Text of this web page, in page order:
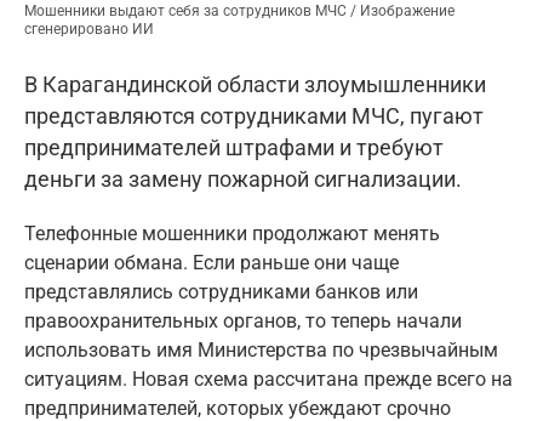
Мошенники выдают себя за сотрудников МЧС / Изображение
сгенерировано ИИ
В Карагандинской области злоумышленники
представляются сотрудниками МЧС, пугают
предпринимателей штрафами и требуют
деньги за замену пожарной сигнализации.
Телефонные мошенники продолжают менять
сценарии обмана. Если раньше они чаще
представлялись сотрудниками банков или
правоохранительных органов, то теперь начали
использовать имя Министерства по чрезвычайным
ситуациям. Новая схема рассчитана прежде всего на
предпринимателей, которых убеждают срочно